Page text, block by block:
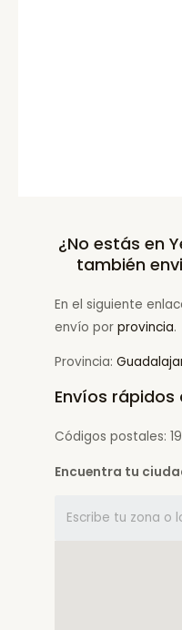
¿No estás en
también
En el siguiente
envío por provincia.
Provincia:
Envíos rápidos
Códigos postales:
Encuentra tu